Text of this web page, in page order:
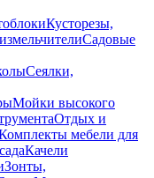
Кусторезы,
Садовые
Сеялки,
Мойки высокого
Отдых и
мебели для
Качели
Зонты,